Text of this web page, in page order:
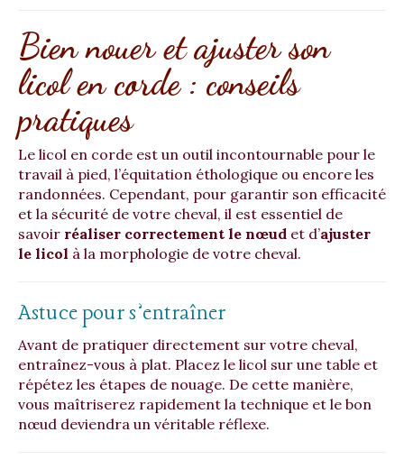
Bien nouer et ajuster son
licol en corde : conseils
pratiques
Le licol en corde est un outil incontournable pour le
travail à pied, l’équitation éthologique ou encore les
randonnées. Cependant, pour garantir son efficacité
et la sécurité de votre cheval, il est essentiel de
savoir réaliser correctement le nœud et d’ajuster
le licol à la morphologie de votre cheval.
Astuce pour s’entraîner
Avant de pratiquer directement sur votre cheval,
entraînez-vous à plat. Placez le licol sur une table et
répétez les étapes de nouage. De cette manière,
vous maîtriserez rapidement la technique et le bon
nœud deviendra un véritable réflexe.